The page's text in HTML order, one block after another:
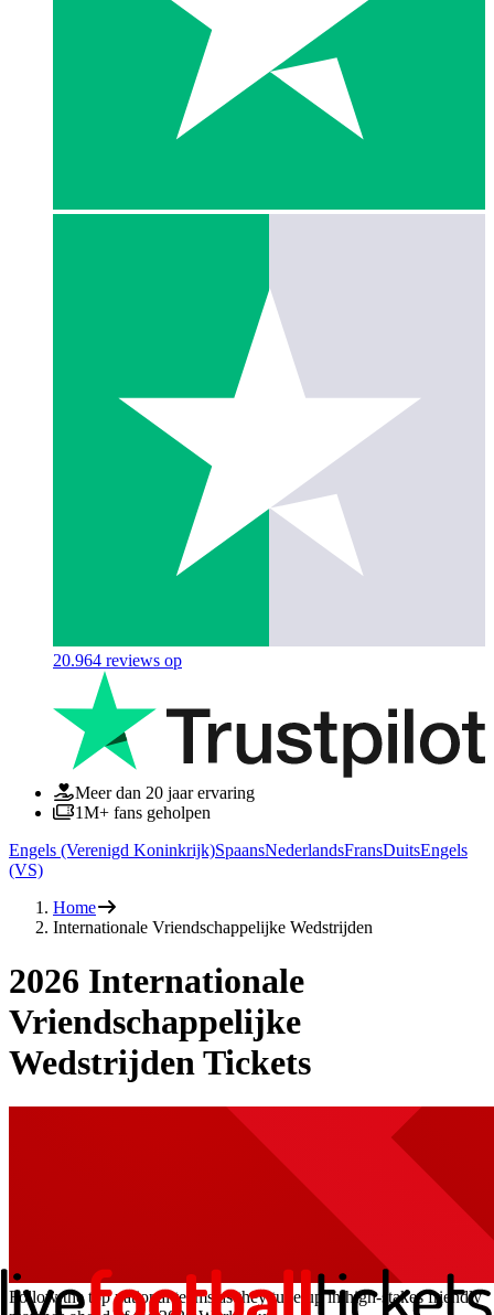
20.964 reviews op
Meer dan 20 jaar ervaring
1M+ fans geholpen
Engels (Verenigd Koninkrijk)SpaansNederlandsFransDuitsEngels
(VS)
Home
Internationale Vriendschappelijke Wedstrijden
2026 Internationale
Vriendschappelijke
Wedstrijden Tickets
Follow the top national teams as they tune up in high-stakes friendly